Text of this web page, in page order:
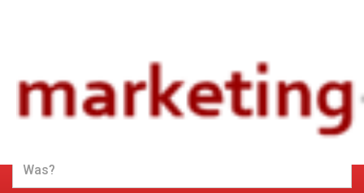
Jobs und Stellenangebote im
Marketing